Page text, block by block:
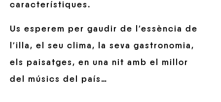
característiques.
Us esperem per gaudir de l’essència de
l’illa, el seu clima, la seva gastronomia,
els paisatges, en una nit amb el millor
del músics del país…